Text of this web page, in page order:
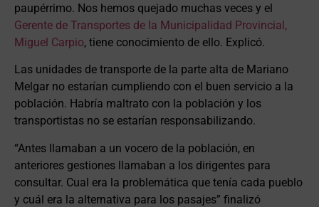
paupérrimo. Nos hemos quejado muchas veces y el
Gerente de Transportes de la Municipalidad Provincial,
Miguel Carpio, tiene conocimiento de ello. Explicó.
Las unidades de transporte de la parte alta de Mariano
Melgar no estarían cumpliendo con el buen servicio a la
población. Habría maltrato con la población y los
transportistas no se estarían responsabilizando.
“Antes llamaban a un vocero de la población, en
anteriores gestiones llamaban a los dirigentes para
consultar. Cual era la problemática que tenía cada pueblo
y cuál era la alternativa para los pasajes” finalizó